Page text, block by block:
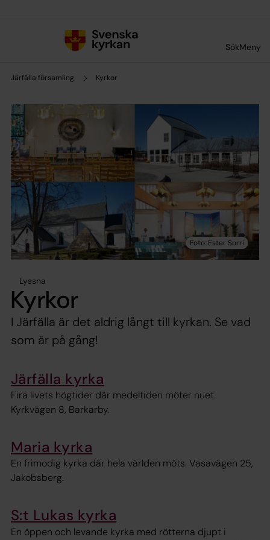
SökMeny
Järfälla församling Kyrkor
Lyssna
Kyrkor
I Järfälla är det aldrig långt till kyrkan. Se vad
som är på gång!
Järfälla kyrka
Fira livets högtider där medeltiden möter nuet.
Kyrkvägen 8, Barkarby.
Maria kyrka
En frimodig kyrka där hela världen möts. Vasavägen 25,
Jakobsberg.
S:t Lukas kyrka
En öppen och levande kyrka med rötterna djupt i